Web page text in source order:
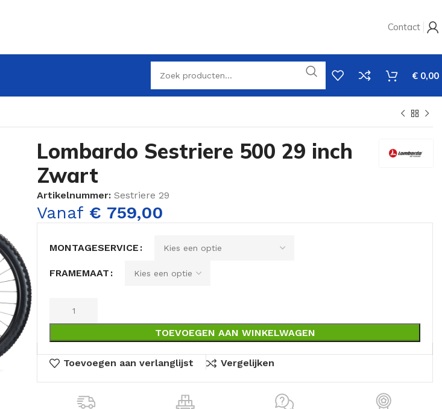
Contact
€ 0,00
Lombardo Sestriere 500 29 inch
Zwart
Artikelnummer: Sestriere 29
Vanaf € 759,00
MONTAGESERVICE
FRAMEMAAT
TOEVOEGEN AAN WINKELWAGEN
Toevoegen aan verlanglijst Vergelijken